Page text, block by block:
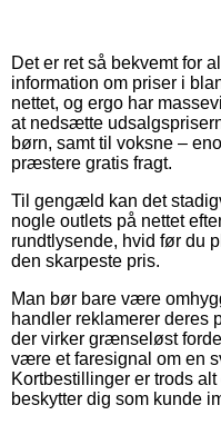
Det er ret så bekvemt for
information om priser i
nettet, og ergo har
at nedsætte
børn, samt til voksne –
præstere gratis fragt.
Til gengæld kan det
nogle outlets på nettet
rundtlysende, hvid før du
den skarpeste pris.
Man bør bare være
handler reklamerer deres
der virker grænseløst
være et faresignal om en
Kortbestillinger er trods
beskytter dig som kunde